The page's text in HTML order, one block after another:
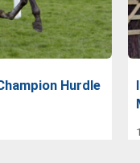
Hurdle